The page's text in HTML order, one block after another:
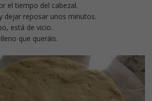
el tiempo del cabezal.
dejar reposar unos minutos.
está de vicio.
que queráis.